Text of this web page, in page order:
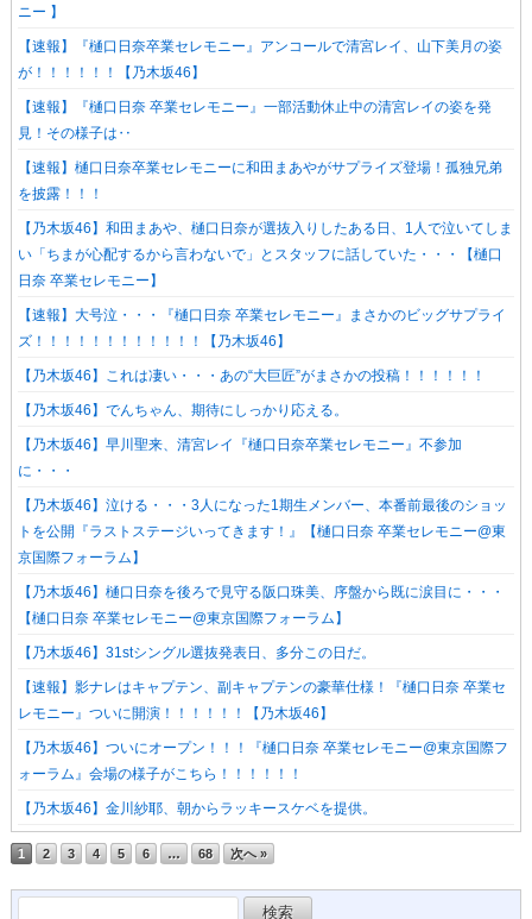
ニー 】
【速報】『樋口日奈卒業セレモニー』アンコールで清宮レイ、山下美月の姿
が！！！！！！【乃木坂46】
【速報】『樋口日奈 卒業セレモニー』一部活動休止中の清宮レイの姿を発
見！その様子は‥
【速報】樋口日奈卒業セレモニーに和田まあやがサプライズ登場！孤独兄弟
を披露！！！
【乃木坂46】和田まあや、樋口日奈が選抜入りしたある日、1人で泣いてしま
い「ちまが心配するから言わないで」とスタッフに話していた・・・【樋口
日奈 卒業セレモニー】
【速報】大号泣・・・『樋口日奈 卒業セレモニー』まさかのビッグサプライ
ズ！！！！！！！！！！！！【乃木坂46】
【乃木坂46】これは凄い・・・あの“大巨匠”がまさかの投稿！！！！！！
【乃木坂46】でんちゃん、期待にしっかり応える。
【乃木坂46】早川聖来、清宮レイ『樋口日奈卒業セレモニー』不参加
に・・・
【乃木坂46】泣ける・・・3人になった1期生メンバー、本番前最後のショッ
トを公開『ラストステージいってきます！』【樋口日奈 卒業セレモニー@東
京国際フォーラム】
【乃木坂46】樋口日奈を後ろで見守る阪口珠美、序盤から既に涙目に・・・
【樋口日奈 卒業セレモニー@東京国際フォーラム】
【乃木坂46】31stシングル選抜発表日、多分この日だ。
【速報】影ナレはキャプテン、副キャプテンの豪華仕様！『樋口日奈 卒業セ
レモニー』ついに開演！！！！！！【乃木坂46】
【乃木坂46】ついにオープン！！！『樋口日奈 卒業セレモニー@東京国際フ
ォーラム』会場の様子がこちら！！！！！！
【乃木坂46】金川紗耶、朝からラッキースケベを提供。
1 2 3 4 5 6 … 68 次へ »